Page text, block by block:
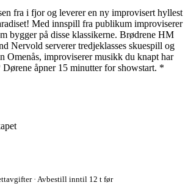
fra i fjor og leverer en ny improvisert hyllest
Med innspill fra publikum improviserer
bygger på disse klassikerne. Brødrene HM
Nervold serverer tredjeklasses skuespill og
Omenås, improviserer musikk du knapt har
åpner 15 minutter for showstart. *
· Avbestill inntil 12 t før